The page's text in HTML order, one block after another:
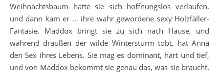
Weihnachtsbaum hatte sie sich hoffnungslos verlaufen,
und dann kam er … ihre wahr gewordene sexy Holzfäller-
Fantasie. Maddox bringt sie zu sich nach Hause, und
während draußen der wilde Wintersturm tobt, hat Anna
den Sex ihres Lebens. Sie mag es dominant, hart und tief,
und von Maddox bekommt sie genau das, was sie braucht.